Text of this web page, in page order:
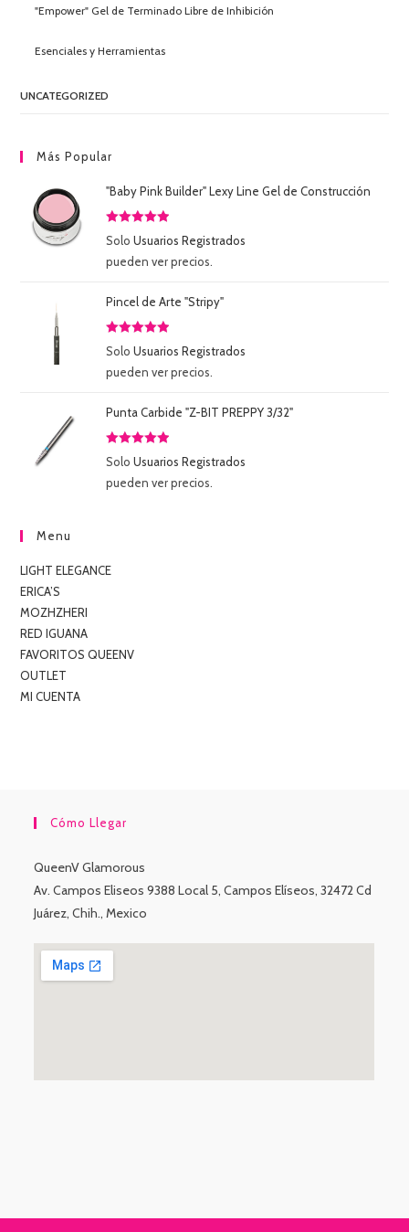
"Empower" Gel de Terminado Libre de Inhibición
Esenciales y Herramientas
UNCATEGORIZED
Más Popular
"Baby Pink Builder" Lexy Line Gel de Construcción
Valorado
5
SoloUsuarios Registrados
pueden ver precios.
Pincel de Arte "Stripy"
Valorado
5
SoloUsuarios Registrados
pueden ver precios.
Punta Carbide "Z-BIT PREPPY 3/32"
Valorado
5
SoloUsuarios Registrados
pueden ver precios.
Menu
LIGHT ELEGANCE
ERICA’S
MOZHZHERI
RED IGUANA
FAVORITOS QUEENV
OUTLET
MI CUENTA
Cómo Llegar
QueenV Glamorous
Av. Campos Eliseos 9388 Local 5, Campos Elíseos, 32472 Cd
Juárez, Chih., Mexico